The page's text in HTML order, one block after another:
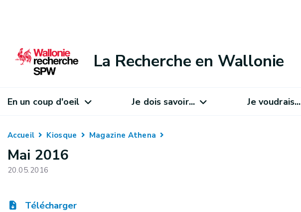
La Recherche en Wallonie
En un coup d'oeil Je dois savoir... Je voudrais...
Accueil Kiosque Magazine Athena
Mai 2016
20.05.2016
Télécharger